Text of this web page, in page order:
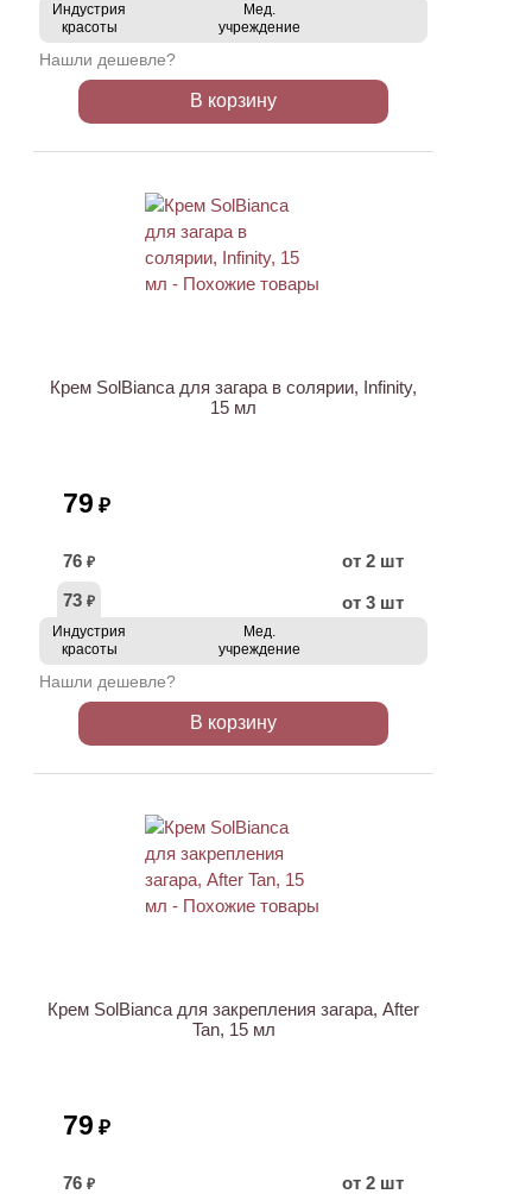
Индустрия
красоты
Мед.
учреждение
Нашли дешевле?
В корзину
Крем SolBianca для загара в солярии, Infinity,
15 мл
79 ₽
76 ₽
от 2 шт
73 ₽ от 3 шт
Индустрия
красоты
Мед.
учреждение
Нашли дешевле?
В корзину
Крем SolBianca для закрепления загара, After
Tan, 15 мл
79 ₽
76 ₽
от 2 шт